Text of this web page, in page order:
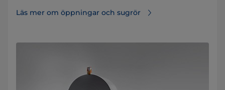
Läs mer om öppningar och sugrör